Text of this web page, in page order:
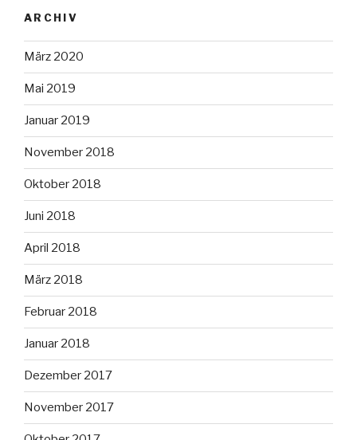
ARCHIV
März 2020
Mai 2019
Januar 2019
November 2018
Oktober 2018
Juni 2018
April 2018
März 2018
Februar 2018
Januar 2018
Dezember 2017
November 2017